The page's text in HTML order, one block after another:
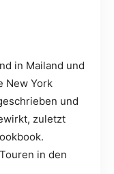
in Mailand und
New York
und
zuletzt
in den